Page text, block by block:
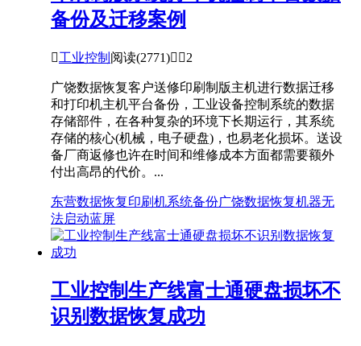
备份及迁移案例
工业控制 阅读(2771) 2
广饶数据恢复客户送修印刷制版主机进行数据迁移
和打印机主机平台备份，工业设备控制系统的数据
存储部件，在各种复杂的环境下长期运行，其系统
存储的核心(机械，电子硬盘)，也易老化损坏。送设
备厂商返修也许在时间和维修成本方面都需要额外
付出高昂的代价。...
东营数据恢复印刷机系统备份广饶数据恢复机器无
法启动蓝屏
工业控制生产线富士通硬盘损坏不
识别数据恢复成功